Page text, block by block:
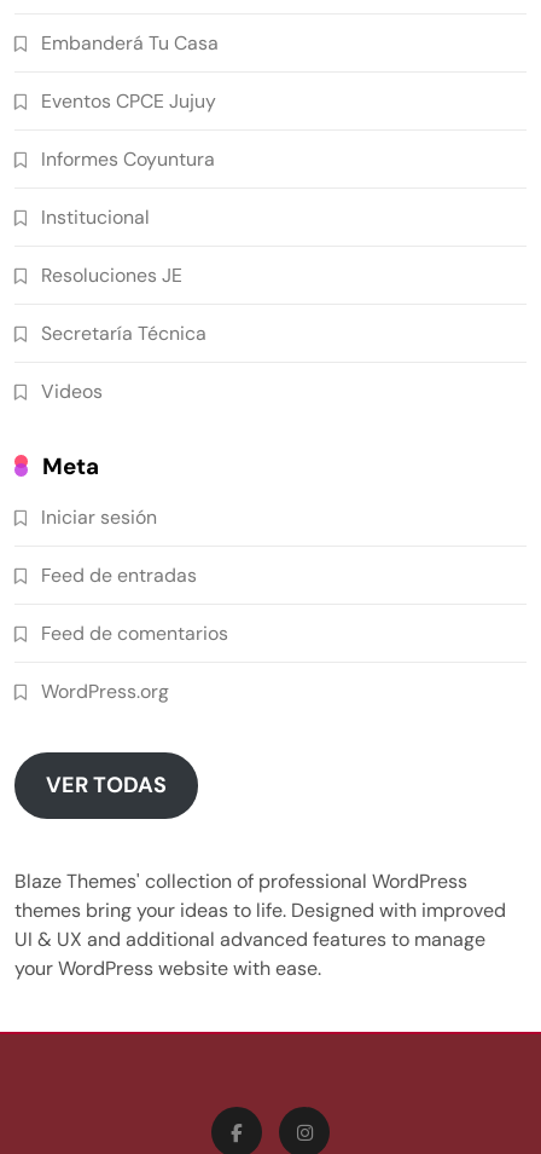
Embanderá Tu Casa
Eventos CPCE Jujuy
Informes Coyuntura
Institucional
Resoluciones JE
Secretaría Técnica
Videos
Meta
Iniciar sesión
Feed de entradas
Feed de comentarios
WordPress.org
VER TODAS
Blaze Themes' collection of professional WordPress
themes bring your ideas to life. Designed with improved
UI & UX and additional advanced features to manage
your WordPress website with ease.